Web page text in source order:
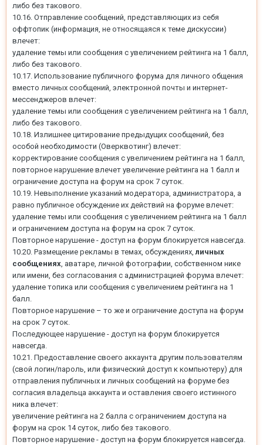
либо без такового.
10.16. Отправление сообщений, представляющих из себя
оффтопик (информация, не относящаяся к теме дискуссии)
влечет:
удаление темы или сообщения с увеличением рейтинга на 1 балл,
либо без такового.
10.17. Использование публичного форума для личного общения
вместо личных сообщений, электронной почты и интернет-
мессенджеров влечет:
удаление темы или сообщения с увеличением рейтинга на 1 балл,
либо без такового.
10.18. Излишнее цитирование предыдущих сообщений, без
особой необходимости (Oверквотинг) влечет:
корректирование сообщения с увеличением рейтинга на 1 балл,
повторное нарушение влечет увеличение рейтинга на 1 балл и
ограничение доступа на форум на срок 7 суток.
10.19. Невыполнение указаний модератора, администратора, а
равно публичное обсуждение их действий на форуме влечет:
удаление темы или сообщения с увеличением рейтинга на 1 балл
и ограничением доступа на форум на срок 7 суток.
Повторное нарушение - доступ на форум блокируется навсегда.
10.20. Размещение рекламы в темах, обсуждениях,личных
сообщениях , аватаре, личной фотографии, собственном нике
или имени, без согласования с администрацией форума влечет:
удаление топика или сообщения с увеличением рейтинга на 1
балл.
Повторное нарушение – то же и ограничение доступа на форум
на срок 7 суток.
Последующее нарушение - доступ на форум блокируется
навсегда.
10.21. Предоставление своего аккаунта другим пользователям
(свой логин/пароль, или физический доступ к компьютеру) для
отправления публичных и личных сообщений на форуме без
согласия владельца аккаунта и оставления своего истинного
ника влечет:
увеличение рейтинга на 2 балла с ограничением доступа на
форум на срок 14 суток, либо без такового.
Повторное нарушение - доступ на форум блокируется навсегда.